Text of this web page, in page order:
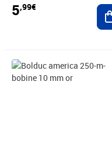
5,99€
Prix 4,49€